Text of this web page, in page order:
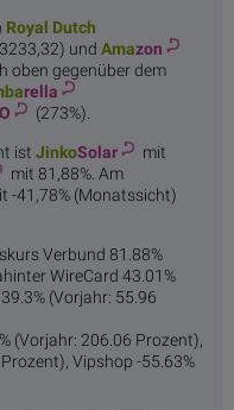
Royal Dutch
und Amazon
oben gegenüber dem
rella
(273%).
ist JinkoSolar
mit
mit 81,88%. Am
-41,78% (Monatssicht)
Verbund 81.88%
WireCard 43.01%
(Vorjahr: 55.96
(Vorjahr: 206.06 Prozent),
Vipshop -55.63%